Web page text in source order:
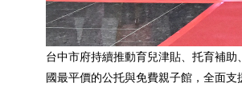
台中市府持續推動育兒津貼、托育補
國最平價的公托與免費親子館，全面